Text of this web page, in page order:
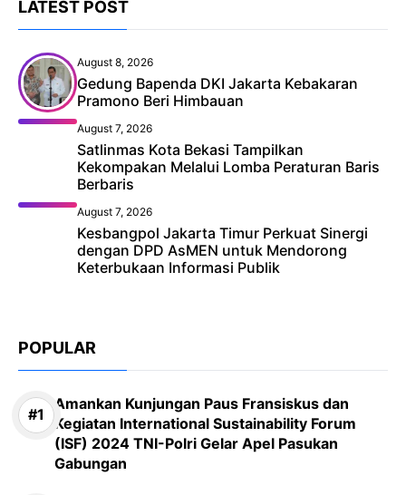
LATEST POST
August 8, 2026
Gedung Bapenda DKI Jakarta Kebakaran
Pramono Beri Himbauan
August 7, 2026
Satlinmas Kota Bekasi Tampilkan
Kekompakan Melalui Lomba Peraturan Baris
Berbaris
August 7, 2026
Kesbangpol Jakarta Timur Perkuat Sinergi
dengan DPD AsMEN untuk Mendorong
Keterbukaan Informasi Publik
POPULAR
Amankan Kunjungan Paus Fransiskus dan
Kegiatan International Sustainability Forum
(ISF) 2024 TNI-Polri Gelar Apel Pasukan
Gabungan